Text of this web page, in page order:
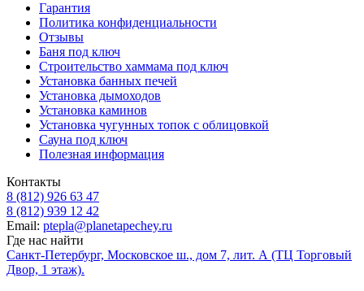
Гарантия
Политика конфиденциальности
Отзывы
Баня под ключ
Строительство хаммама под ключ
Установка банных печей
Установка дымоходов
Установка каминов
Установка чугунных топок с облицовкой
Сауна под ключ
Полезная информация
Контакты
8 (812) 926 63 47
8 (812) 939 12 42
Email: ptepla@planetapechey.ru
Где нас найти
Санкт-Петербург, Московское ш., дом 7, лит. А (ТЦ Торговый
Двор, 1 этаж).